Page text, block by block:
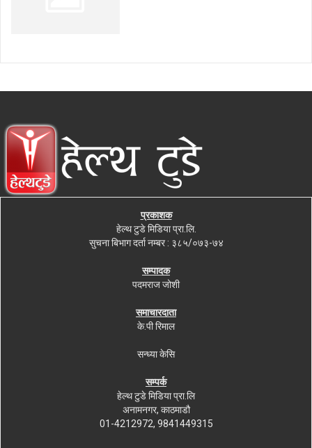
प्रकाशक
हेल्थ टुडे मिडिया प्रा.लि.
सुचना बिभाग दर्ता नम्बर : ३८५/०७३-७४
सम्पादक
पदमराज जोशी
समाचारदाता
के.पी रिमाल
सन्ध्या केसि
सम्पर्क
हेल्थ टुडे मिडिया प्रा.लि
अनामनगर, काठमाडौ
01-4212972, 9841449315